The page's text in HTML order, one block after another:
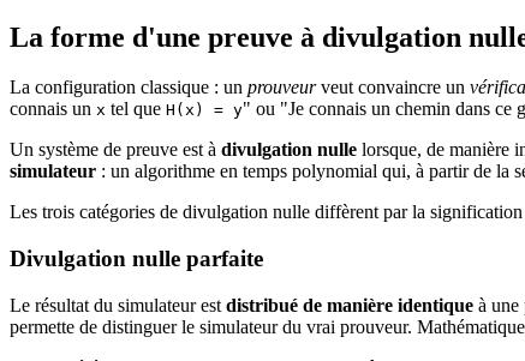
La forme d'une preuve à divulgation
La configuration classique : un prouveurveut convaincre un
connais un x tel que H(x) = y" ou "Je connais un chemin dans ce
Un système de preuve est à divulgation nulle lorsque, de manière
simulateur : un algorithme en temps polynomial qui, à partir de la
Les trois catégories de divulgation nulle diffèrent par la
Divulgation nulle parfaite
Le résultat du simulateur est distribué de manière identique à une
permette de distinguer le simulateur du vrai prouveur.